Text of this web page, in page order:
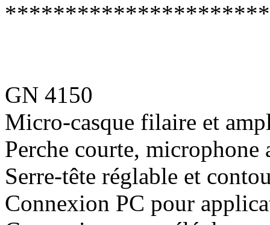
GN 4150
Micro-casque filaire et
Perche courte,
Serre-tête réglable et
Connexion PC pour